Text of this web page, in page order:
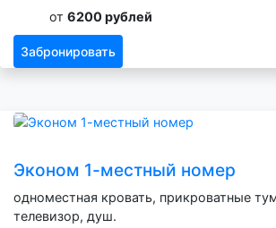
от 6200 рублей
Забронировать
Эконом 1-местный номер
одноместная кровать, прикроватные
телевизор, душ.